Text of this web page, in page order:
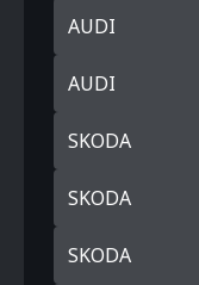
AUDI
AUDI
SKODA
SKODA
SKODA